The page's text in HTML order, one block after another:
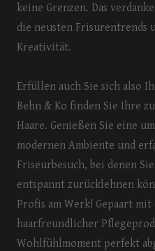
keine Grenzen. Das
die neusten
Kreativität.
Erfüllen auch Sie sich also
Behn & Ko finden Sie Ihre
Haare. Genießen Sie eine
modernen Ambiente und
Friseurbesuch, bei denen
entspannt zurücklehnen
Profis am Werk! Gepaart mit
haarfreundlicher
Wohlfühlmoment perfekt